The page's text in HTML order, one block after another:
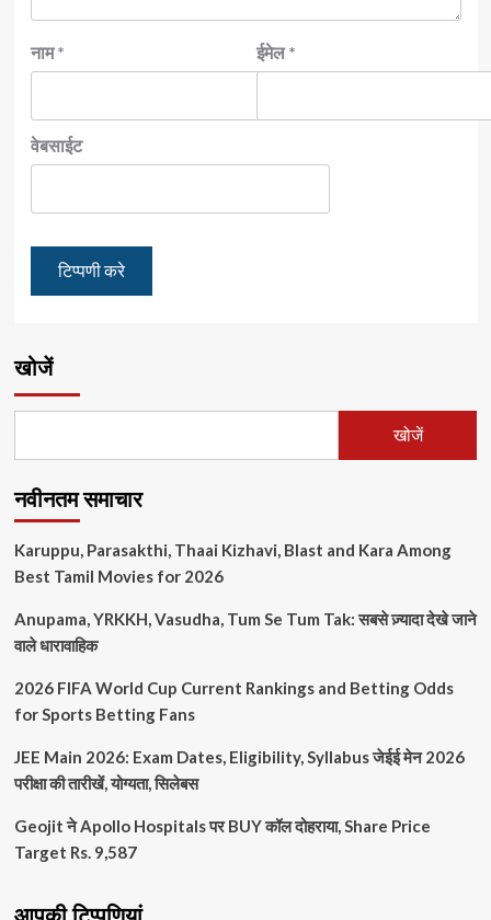
नाम* ईमेल*
वेबसाईट
खोजें
खोजें
नवीनतम समाचार
Karuppu, Parasakthi, Thaai Kizhavi, Blast and Kara Among
Best Tamil Movies for 2026
Anupama, YRKKH, Vasudha, Tum Se Tum Tak: सबसे ज़्यादा देखे जाने
वाले धारावाहिक
2026 FIFA World Cup Current Rankings and Betting Odds
for Sports Betting Fans
JEE Main 2026: Exam Dates, Eligibility, Syllabus जेईई मेन 2026
परीक्षा की तारीखें, योग्यता, सिलेबस
Geojit ने Apollo Hospitals पर BUY कॉल दोहराया, Share Price
Target Rs. 9,587